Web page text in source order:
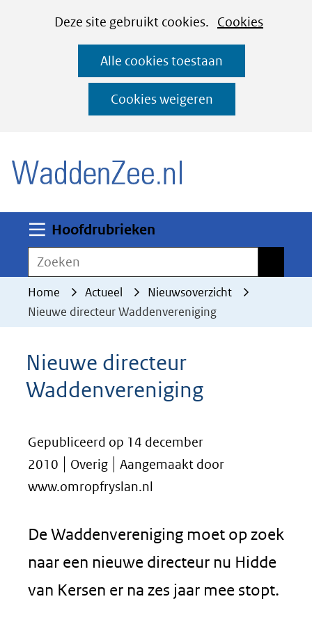
CookiesDeze site gebruikt cookies. Cookies
deze
worden
toegestaan
geweigerd.
Alle cookies toestaan
Cookies weigeren
Ga
naar
de
inhoud
Hoofdrubrieken
Zoeken
Home Actueel
Nieuwsoverzicht
Nieuwe directeur Waddenvereniging
Nieuwe directeur
Waddenvereniging
Gepubliceerd op 14 december
2010
Overig
Aangemaakt door
www.omropfryslan.nl
De Waddenvereniging moet op zoek
naar een nieuwe directeur nu Hidde
van Kersen er na zes jaar mee stopt.